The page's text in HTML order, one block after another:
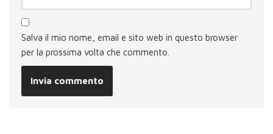
Salva il mio nome, email e sito web in questo browser
per la prossima volta che commento.